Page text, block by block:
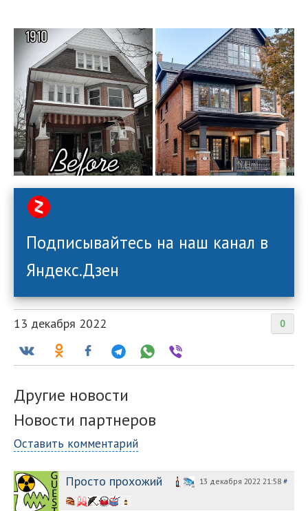
Подписывайтесь на наш канал в
Яндекс.Дзен
0
13 декабря 2022
Другие новости
Новости партнеров
Оставить комментарий
Просто прохожий 13 декабря 2022 21:58 #